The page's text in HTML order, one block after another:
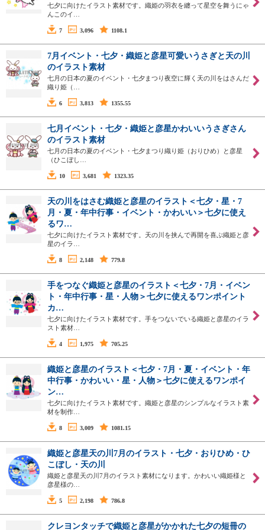
七夕に向けたイラスト素材です。織姫の羽衣を纏って星空を舞うにゃ
んこのイ…
7 3,096 1108.1
7月イベント・七夕・織姫と彦星可愛いうさぎと天の川
のイラスト素材
七月の日本の夏のイベント・七夕まつり夜空に輝く天の川をはさんだ
織り姫（…
6 3,813 1355.55
七月イベント・七夕・織姫と彦星かわいいうさぎさん
のイラスト素材
七月の日本の夏のイベント・七夕まつり織り姫（おりひめ）と彦星
（ひこぼし…
10 3,681 1323.35
天の川をはさむ織姫と彦星のイラスト＜七夕・星・7
月・夏・年中行事・イベント・かわいい＞七夕に使え
るワ…
七夕に向けたイラスト素材です。天の川を挟んで再開を喜ぶ織姫と彦
星のイラ…
8 2,148 779.8
手をつなぐ織姫と彦星のイラスト＜七夕・7月・イベン
ト・年中行事・星・人物＞七夕に使えるワンポイント
カ…
七夕に向けたイラスト素材です。手をつないでいる織姫と彦星のイラ
スト素材…
4 1,975 705.25
織姫と彦星のイラスト＜七夕・7月・夏・イベント・年
中行事・かわいい・星・人物＞七夕に使えるワンポイ
ン…
七夕に向けたイラスト素材です。織姫と彦星のシンプルなイラスト素
材を制作…
8 3,009 1081.15
織姫と彦星天の川7月のイラスト・七夕・おりひめ・ひ
こぼし・天の川
織姫と彦星天の川7月のイラスト素材になります。かわいい織姫様と
彦星様の…
5 2,198 786.8
クレヨンタッチで織姫と彦星がかかれた七夕の短冊の